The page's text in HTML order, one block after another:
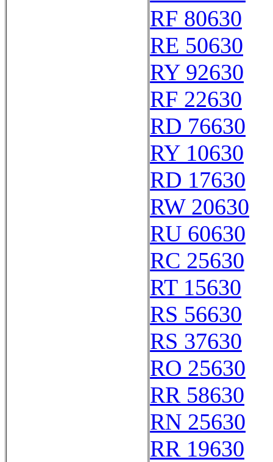
RF 80630
RE 50630
RY 92630
RF 22630
RD 76630
RY 10630
RD 17630
RW 20630
RU 60630
RC 25630
RT 15630
RS 56630
RS 37630
RO 25630
RR 58630
RN 25630
RR 19630